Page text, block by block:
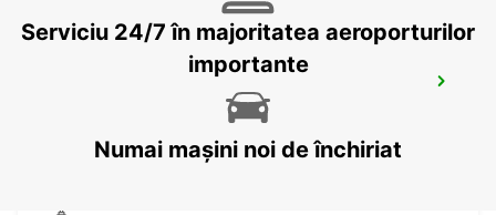
CANCUN C MUJERES TRS CO
Serviciu 24/7 în majoritatea aeroporturilor
importante
Numai mașini noi de închiriat